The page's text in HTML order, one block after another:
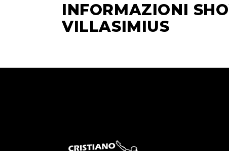
INFORMAZIONI
VILLASIMIUS